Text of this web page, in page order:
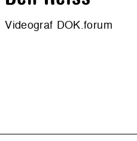
Videograf DOK.forum